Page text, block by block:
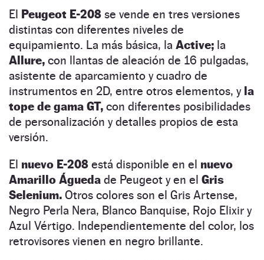
El Peugeot E-208 se vende en tres versiones
distintas con diferentes niveles de
equipamiento. La más básica, la Active; la
Allure, con llantas de aleación de 16 pulgadas,
asistente de aparcamiento y cuadro de
instrumentos en 2D, entre otros elementos, y la
tope de gama GT, con diferentes posibilidades
de personalización y detalles propios de esta
versión.
El nuevo E-208 está disponible en el nuevo
Amarillo Águeda de Peugeot y en el Gris
Selenium. Otros colores son el Gris Artense,
Negro Perla Nera, Blanco Banquise, Rojo Elixir y
Azul Vértigo. Independientemente del color, los
retrovisores vienen en negro brillante.